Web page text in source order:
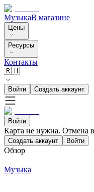
МузыкаВ магазине
Цены
Ресурсы
Контакты
🇷🇺
Войти Создать аккаунт
Войти
Карта не нужна. Отмена
Создать аккаунт Войти
Обзор
Музыка